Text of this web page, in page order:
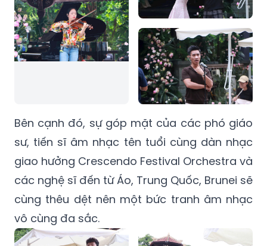
Bên cạnh đó, sự góp mặt của các phó giáo
sư, tiến sĩ âm nhạc tên tuổi cùng dàn nhạc
giao hưởng Crescendo Festival Orchestra và
các nghệ sĩ đến từ Áo, Trung Quốc, Brunei sẽ
cùng thêu dệt nên một bức tranh âm nhạc
vô cùng đa sắc.